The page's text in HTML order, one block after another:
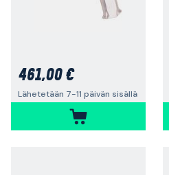
461,00 €
Lähetetään 7-11 päivän sisällä